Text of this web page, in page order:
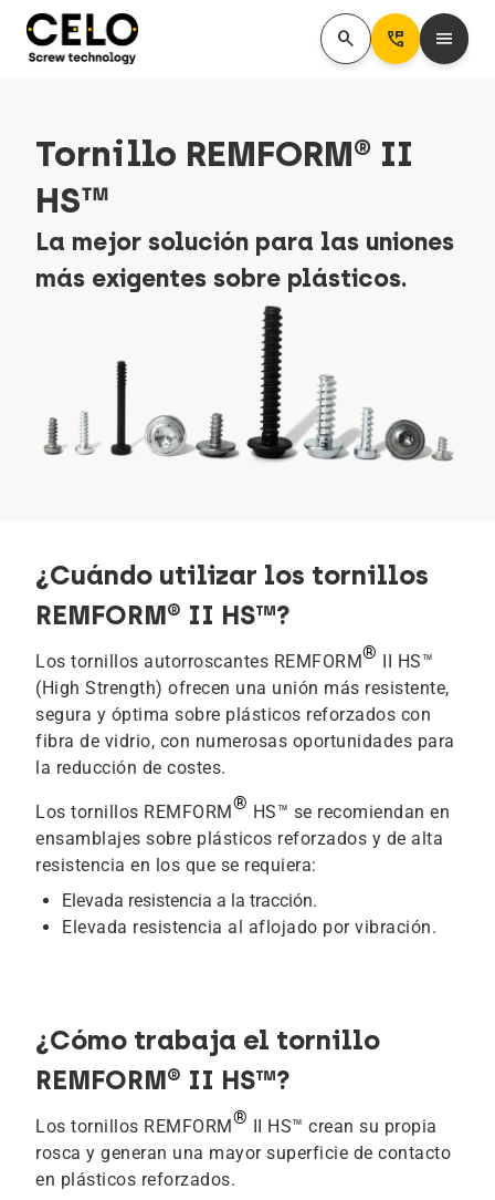
search Perm_Phone_Msg menu
Tornillo REMFORM® II
HS™
La mejor solución para las uniones
más exigentes sobre plásticos.
¿Cuándo utilizar los tornillos
REMFORM® II HS™?
Los tornillos autorroscantes REMFORM® II HS™
(High Strength) ofrecen una unión más resistente,
segura y óptima sobre plásticos reforzados con
fibra de vidrio, con numerosas oportunidades para
la reducción de costes.
Los tornillos REMFORM® HS™ se recomiendan en
ensamblajes sobre plásticos reforzados y de alta
resistencia en los que se requiera:
Elevada resistencia a la tracción.
Elevada resistencia al aflojado por vibración.
¿Cómo trabaja el tornillo
REMFORM® II HS™?
Los tornillos REMFORM® II HS™ crean su propia
rosca y generan una mayor superficie de contacto
en plásticos reforzados.